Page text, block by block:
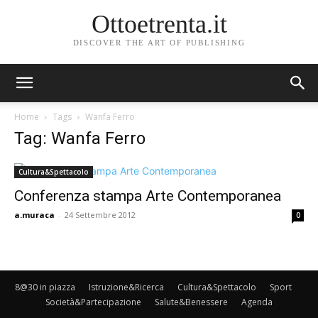
Ottoetrenta.it
DISCOVER THE ART OF PUBLISHING
Home Tags Wanfa Ferro
Tag: Wanfa Ferro
Cultura&Spettacolo
Conferenza stampa Arte Contemporanea
a.muraca - 24 Settembre 2012 0
8@30 in piazza Istruzione&Ricerca Cultura&Spettacolo
Sport
Società&Partecipazione
Salute&Benessere Agenda